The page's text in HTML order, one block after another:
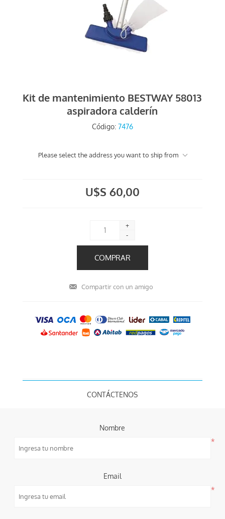
Kit de mantenimiento BESTWAY 58013
aspiradora calderín
Código: 7476
Please select the address you want to ship from
U$S 60,00
+
-
CONTÁCTENOS
Nombre
*
Email
*